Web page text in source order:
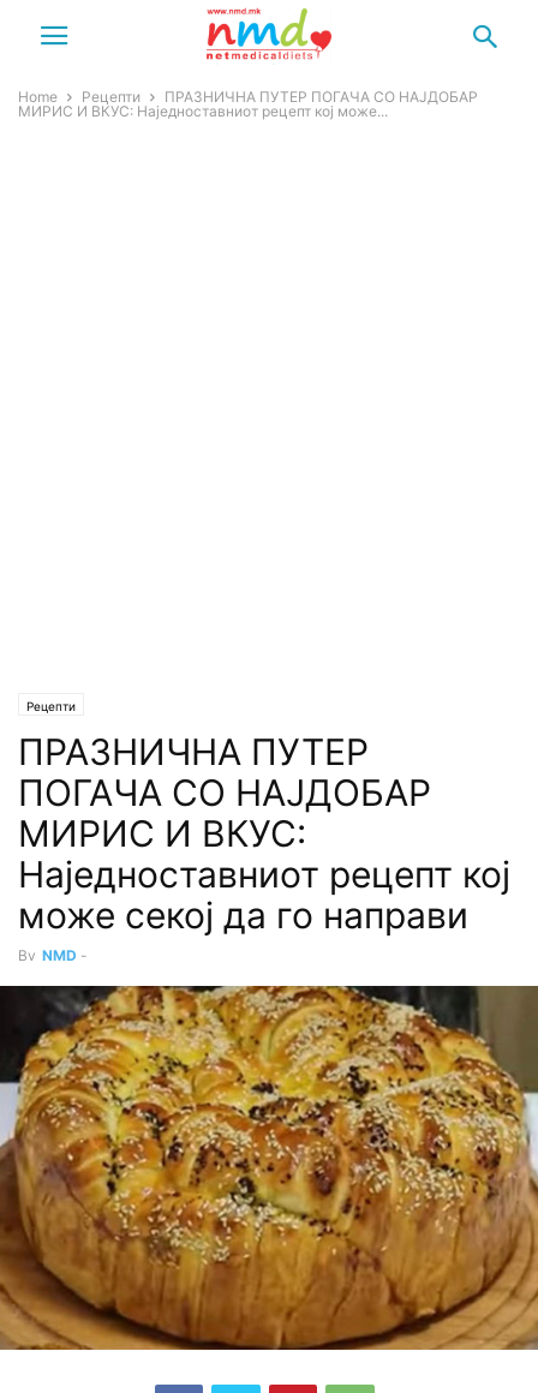
Home Рецепти
ПРАЗНИЧНА ПУТЕР ПОГАЧА СО НАЈДОБАР
МИРИС И ВКУС: Наједноставниот рецепт кој може...
Рецепти
ПРАЗНИЧНА ПУТЕР
ПОГАЧА СО НАЈДОБАР
МИРИС И ВКУС:
Наједноставниот рецепт кој
може секој да го направи
By NMD -